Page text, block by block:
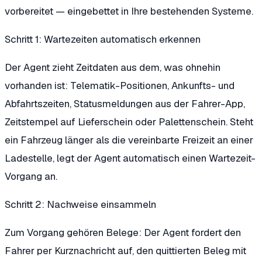
vorbereitet — eingebettet in Ihre bestehenden Systeme.
Schritt 1: Wartezeiten automatisch erkennen
Der Agent zieht Zeitdaten aus dem, was ohnehin
vorhanden ist: Telematik-Positionen, Ankunfts- und
Abfahrtszeiten, Statusmeldungen aus der Fahrer-App,
Zeitstempel auf Lieferschein oder Palettenschein. Steht
ein Fahrzeug länger als die vereinbarte Freizeit an einer
Ladestelle, legt der Agent automatisch einen Wartezeit-
Vorgang an.
Schritt 2: Nachweise einsammeln
Zum Vorgang gehören Belege: Der Agent fordert den
Fahrer per Kurznachricht auf, den quittierten Beleg mit